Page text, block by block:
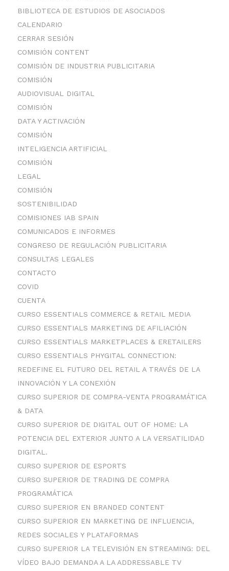
BIBLIOTECA DE ESTUDIOS DE ASOCIADOS
CALENDARIO
CERRAR SESIÓN
COMISIÓN CONTENT
COMISIÓN DE INDUSTRIA PUBLICITARIA
COMISIÓN
AUDIOVISUAL DIGITAL
COMISIÓN
DATA Y ACTIVACIÓN
COMISIÓN
INTELIGENCIA ARTIFICIAL
COMISIÓN
LEGAL
COMISIÓN
SOSTENIBILIDAD
COMISIONES IAB SPAIN
COMUNICADOS E INFORMES
CONGRESO DE REGULACIÓN PUBLICITARIA
CONSULTAS LEGALES
CONTACTO
COVID
CUENTA
CURSO ESSENTIALS COMMERCE & RETAIL MEDIA
CURSO ESSENTIALS MARKETING DE AFILIACIÓN
CURSO ESSENTIALS MARKETPLACES & ERETAILERS
CURSO ESSENTIALS PHYGITAL CONNECTION:
REDEFINE EL FUTURO DEL RETAIL A TRAVÉS DE LA
INNOVACIÓN Y LA CONEXIÓN
CURSO SUPERIOR DE COMPRA-VENTA PROGRAMÁTICA
& DATA
CURSO SUPERIOR DE DIGITAL OUT OF HOME: LA
POTENCIA DEL EXTERIOR JUNTO A LA VERSATILIDAD
DIGITAL.
CURSO SUPERIOR DE ESPORTS
CURSO SUPERIOR DE TRADING DE COMPRA
PROGRAMÁTICA
CURSO SUPERIOR EN BRANDED CONTENT
CURSO SUPERIOR EN MARKETING DE INFLUENCIA,
REDES SOCIALES Y PLATAFORMAS
CURSO SUPERIOR LA TELEVISIÓN EN STREAMING: DEL
VÍDEO BAJO DEMANDA A LA ADDRESSABLE TV